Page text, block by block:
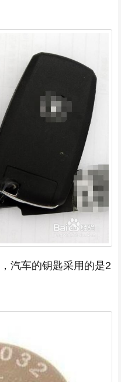
汽车的钥匙采用的是2